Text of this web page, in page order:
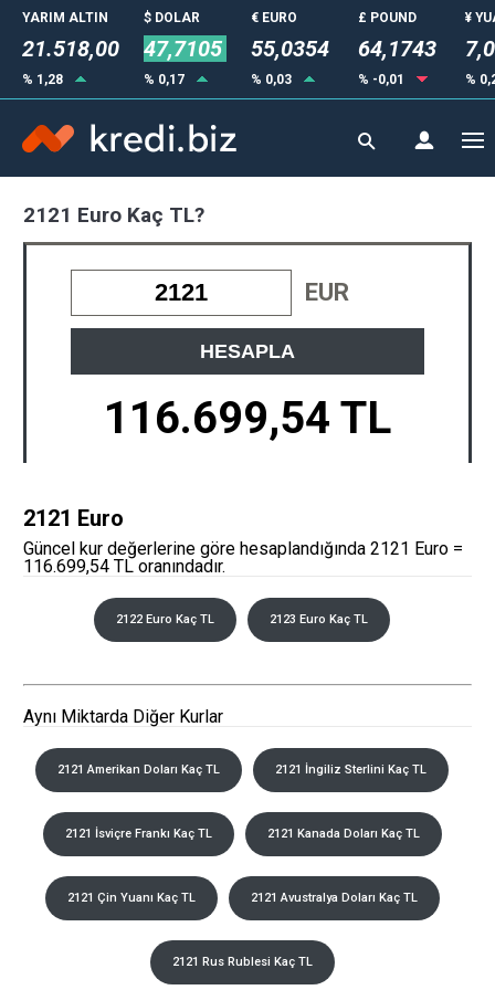
YARIM ALTIN
21.518,00
% 1,28
$ DOLAR
47,7105
% 0,17
€ EURO
55,0354
% 0,03
£ POUND
64,1743
% -0,01
¥
%
2121 Euro Kaç TL?
EUR
HESAPLA
116.699,54 TL
2121 Euro
Güncel kur değerlerine göre hesaplandığında 2121 Euro =
116.699,54 TL oranındadır.
2122 Euro Kaç TL 2123 Euro Kaç TL
Aynı Miktarda Diğer Kurlar
2121 Amerikan Doları Kaç TL 2121 İngiliz Sterlini Kaç TL
2121 İsviçre Frankı Kaç TL 2121 Kanada Doları Kaç TL
2121 Çin Yuanı Kaç TL 2121 Avustralya Doları Kaç TL
2121 Rus Rublesi Kaç TL